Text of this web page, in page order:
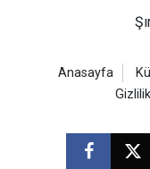
Anasayfa